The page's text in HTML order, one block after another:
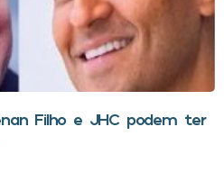
Filho e JHC podem ter